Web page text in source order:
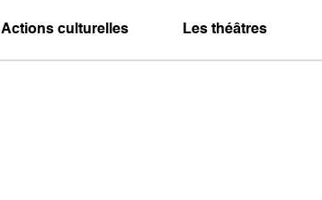
Actions culturelles Les théâtres